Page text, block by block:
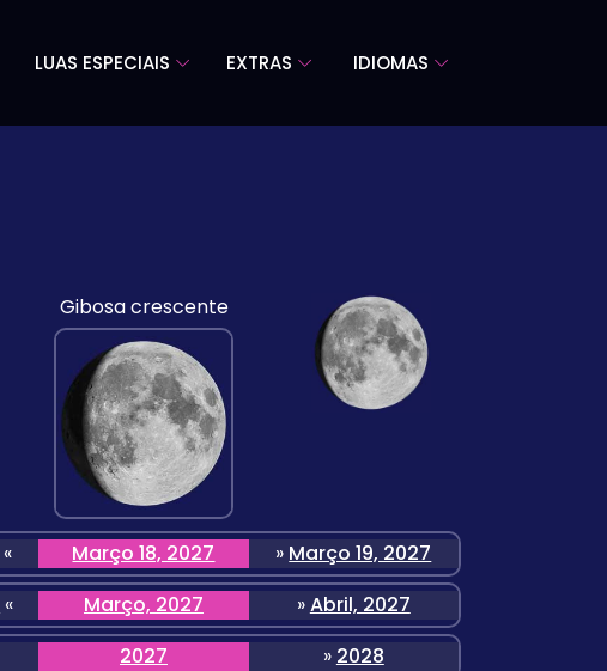
LUAS ESPECIAIS EXTRAS IDIOMAS
Gibosa crescente
« Março 18, 2027 » Março 19, 2027
« Março, 2027 »Abril, 2027
2027 » 2028